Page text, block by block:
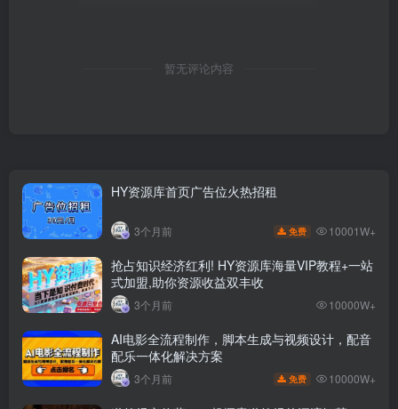
暂无评论内容
HY资源库首页广告位火热招租
3个月前 免费 10001W+
抢占知识经济红利! HY资源库海量VIP教程+一站
式加盟,助你资源收益双丰收
3个月前 10000W+
AI电影全流程制作，脚本生成与视频设计，配音
配乐一体化解决方案
3个月前 免费 10000W+